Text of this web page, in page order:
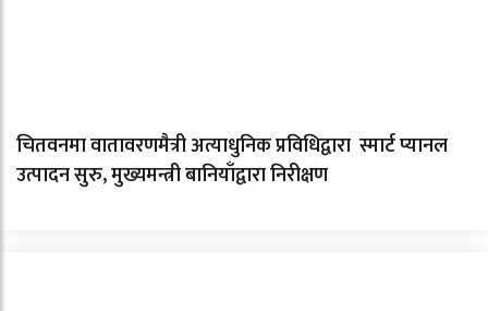
चितवनमा वातावरणमैत्री अत्याधुनिक प्रविधिद्वारा स्मार्ट प्यानल
उत्पादन सुरु, मुख्यमन्त्री बानियाँद्वारा निरीक्षण